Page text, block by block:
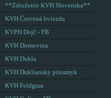
**Združenie KVH Slovenska**
KVH Červená hviezda
KVPH Dojč - FB
KVH Domovina
KVH Dukla
KVH Dukliansky priesmyk
KVH Feldgrau